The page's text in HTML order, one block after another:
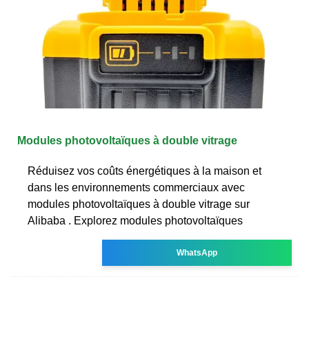
Modules photovoltaïques à double vitrage
Réduisez vos coûts énergétiques à la maison et
dans les environnements commerciaux avec
modules photovoltaïques à double vitrage sur
Alibaba . Explorez modules photovoltaïques
WhatsApp